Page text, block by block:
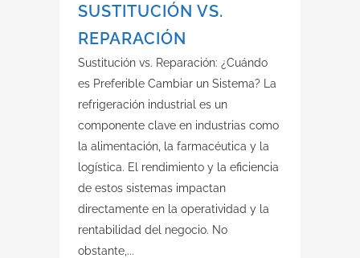
SUSTITUCIÓN VS.
REPARACIÓN
Sustitución vs. Reparación: ¿Cuándo
es Preferible Cambiar un Sistema? La
refrigeración industrial es un
componente clave en industrias como
la alimentación, la farmacéutica y la
logística. El rendimiento y la eficiencia
de estos sistemas impactan
directamente en la operatividad y la
rentabilidad del negocio. No
obstante,...